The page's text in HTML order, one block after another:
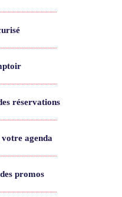
réservations
agenda
promos